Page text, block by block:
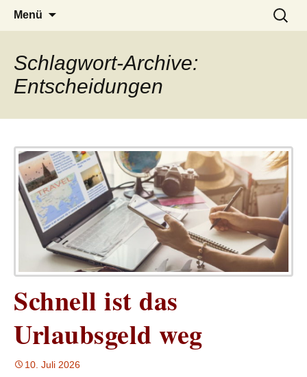
LUCKX
– das Magazin
Menü
Suchen
nach:
Schlagwort-Archive:
Entscheidungen
Schnell ist das
Urlaubsgeld weg
10. Juli 2026